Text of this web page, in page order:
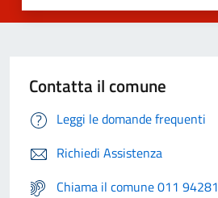
Contatta il comune
Leggi le domande frequenti
Richiedi Assistenza
Chiama il comune 011 94281